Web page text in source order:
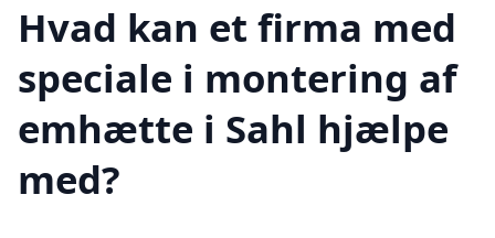
Hvad kan et firma med
speciale i montering af
emhætte i Sahl hjælpe
med?